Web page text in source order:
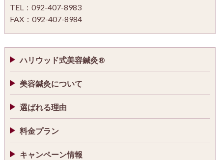
TEL：092-407-8983
FAX：092-407-8984
ハリウッド式美容鍼灸®
美容鍼灸について
選ばれる理由
料金プラン
キャンペーン情報